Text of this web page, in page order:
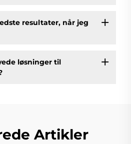
resultater, når jeg
løsninger til
Artikler